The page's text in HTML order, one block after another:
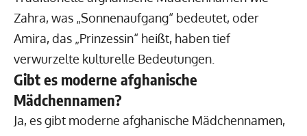
Zahra, was „Sonnenaufgang“ bedeutet, oder
Amira, das „Prinzessin“ heißt, haben tief
verwurzelte kulturelle Bedeutungen.
Gibt es moderne afghanische
Mädchennamen?
Ja, es gibt moderne afghanische Mädchennamen,